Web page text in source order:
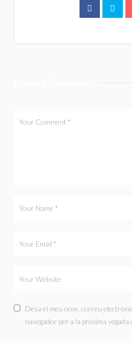
Desa el meu nom, correu
navegador per a la pròxima vegada